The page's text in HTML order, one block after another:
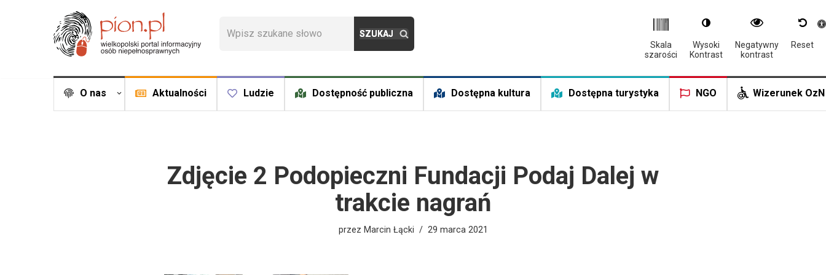
Skala
szarości
Wysoki
Kontrast
Negatywny
kontrast
Reset
O nas Aktualności Ludzie Dostępność publiczna Dostępna kultura Dostępna turystyka NGO Wizerunek OzN
Zdjęcie 2 Podopieczni Fundacji Podaj Dalej w
trakcie nagrań
przez Marcin Łącki 29 marca 2021